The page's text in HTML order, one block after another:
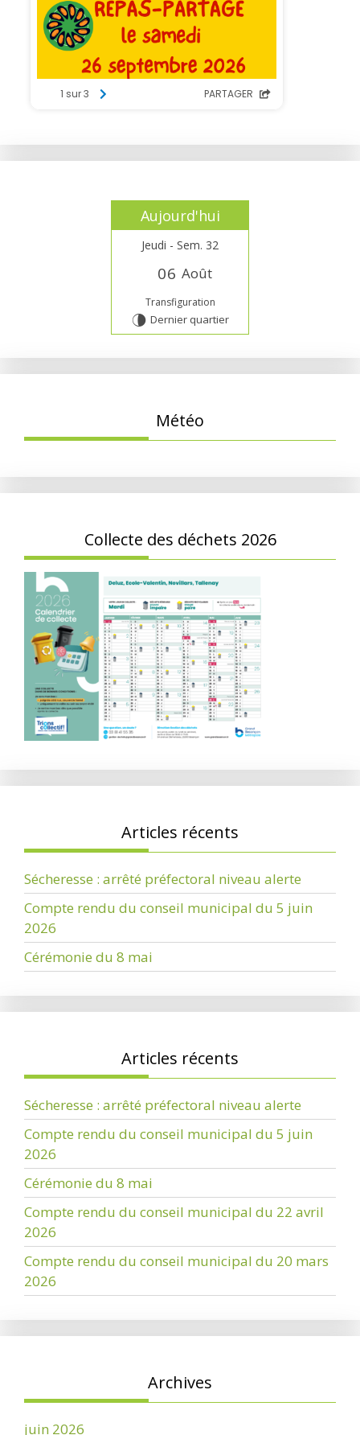
Aujourd'hui
Jeudi - Sem. 32
06 Août
Transfiguration
U Dernier quartier
Météo
Collecte des déchets 2026
Articles récents
Sécheresse : arrêté préfectoral niveau alerte
Compte rendu du conseil municipal du 5 juin
2026
Cérémonie du 8 mai
Articles récents
Sécheresse : arrêté préfectoral niveau alerte
Compte rendu du conseil municipal du 5 juin
2026
Cérémonie du 8 mai
Compte rendu du conseil municipal du 22 avril
2026
Compte rendu du conseil municipal du 20 mars
2026
Archives
juin 2026